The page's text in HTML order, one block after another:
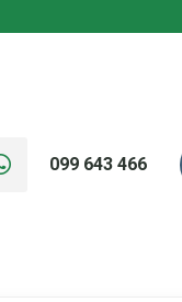
099 643 466